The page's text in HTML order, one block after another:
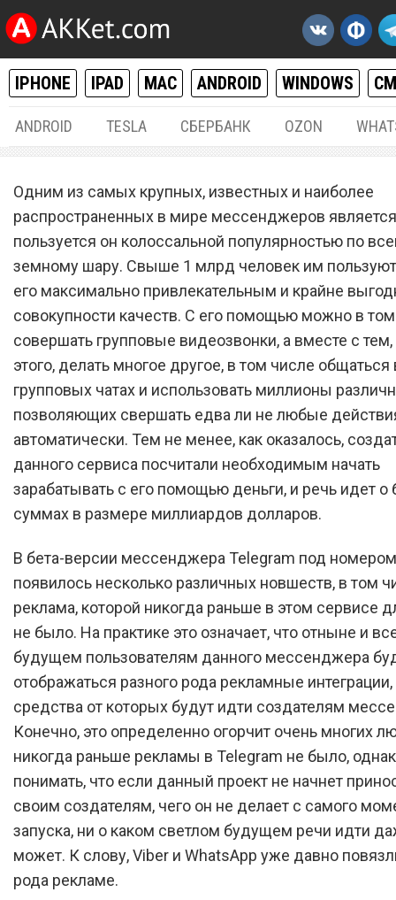
IPHONE IPAD MAC ANDROID WINDOWS
ANDROID TESLA СБЕРБАНК OZON
Telegram начал
рекламу всем
Одним из самых крупных, известных и наиболее
распространенных в мире мессенджеров
пользуется он колоссальной популярностью по
земному шару. Свыше 1 млрд человек им
его максимально привлекательным и крайне
совокупности качеств. С его помощью можно в
совершать групповые видеозвонки, а вместе с
этого, делать многое другое, в том числе общаться
групповых чатах и использовать миллионы
позволяющих свершать едва ли не любые
автоматически. Тем не менее, как оказалось,
данного сервиса посчитали необходимым начать
зарабатывать с его помощью деньги, и речь идет о
суммах в размере миллиардов долларов.
В бета-версии мессенджера Telegram под
появилось несколько различных новшеств, в том
реклама, которой никогда раньше в этом сервисе
не было. На практике это означает, что отныне и
будущем пользователям данного мессенджера
отображаться разного рода рекламные
средства от которых будут идти создателям
Конечно, это определенно огорчит очень многих
никогда раньше рекламы в Telegram не было,
понимать, что если данный проект не начнет
своим создателям, чего он не делает с самого
запуска, ни о каком светлом будущем речи идти
может. К слову, Viber и WhatsApp уже давно
рода рекламе.